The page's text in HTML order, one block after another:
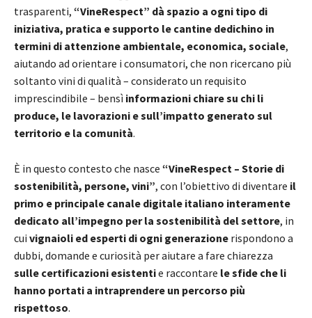
trasparenti, “VineRespect” dà spazio a ogni tipo di
iniziativa, pratica e supporto le cantine dedichino in
termini di attenzione ambientale, economica, sociale,
aiutando ad orientare i consumatori, che non ricercano più
soltanto vini di qualità – considerato un requisito
imprescindibile – bensì informazioni chiare su chi li
produce, le lavorazioni e sull’impatto generato sul
territorio e la comunità.
È in questo contesto che nasce “VineRespect – Storie di
sostenibilità, persone, vini”, con l’obiettivo di diventare il
primo e principale canale digitale italiano interamente
dedicato all’impegno per la sostenibilità del settore, in
cui vignaioli ed esperti di ogni generazione rispondono a
dubbi, domande e curiosità per aiutare a fare chiarezza
sulle certificazioni esistentie raccontare le sfide che li
hanno portati a intraprendere un percorso più
rispettoso.